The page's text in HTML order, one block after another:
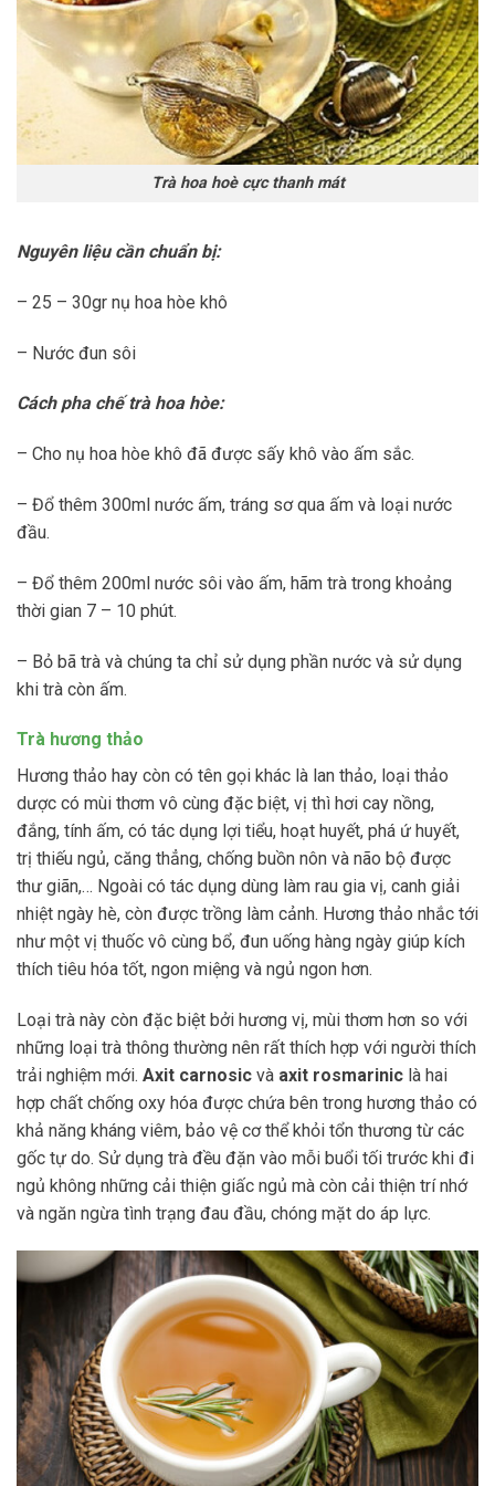
Trà hoa hoè cực thanh mát
Nguyên liệu cần chuẩn bị:
– 25 – 30gr nụ hoa hòe khô
– Nước đun sôi
Cách pha chế trà hoa hòe:
– Cho nụ hoa hòe khô đã được sấy khô vào ấm sắc.
– Đổ thêm 300ml nước ấm, tráng sơ qua ấm và loại nước
đầu.
– Đổ thêm 200ml nước sôi vào ấm, hãm trà trong khoảng
thời gian 7 – 10 phút.
– Bỏ bã trà và chúng ta chỉ sử dụng phần nước và sử dụng
khi trà còn ấm.
Trà hương thảo
Hương thảo hay còn có tên gọi khác là lan thảo, loại thảo
dược có mùi thơm vô cùng đặc biệt, vị thì hơi cay nồng,
đắng, tính ấm, có tác dụng lợi tiểu, hoạt huyết, phá ứ huyết,
trị thiếu ngủ, căng thẳng, chống buồn nôn và não bộ được
thư giãn,… Ngoài có tác dụng dùng làm rau gia vị, canh giải
nhiệt ngày hè, còn được trồng làm cảnh. Hương thảo nhắc tới
như một vị thuốc vô cùng bổ, đun uống hàng ngày giúp kích
thích tiêu hóa tốt, ngon miệng và ngủ ngon hơn.
Loại trà này còn đặc biệt bởi hương vị, mùi thơm hơn so với
những loại trà thông thường nên rất thích hợp với người thích
trải nghiệm mới. Axit carnosic và axit rosmarinic là hai
hợp chất chống oxy hóa được chứa bên trong hương thảo có
khả năng kháng viêm, bảo vệ cơ thể khỏi tổn thương từ các
gốc tự do. Sử dụng trà đều đặn vào mỗi buổi tối trước khi đi
ngủ không những cải thiện giấc ngủ mà còn cải thiện trí nhớ
và ngăn ngừa tình trạng đau đầu, chóng mặt do áp lực.